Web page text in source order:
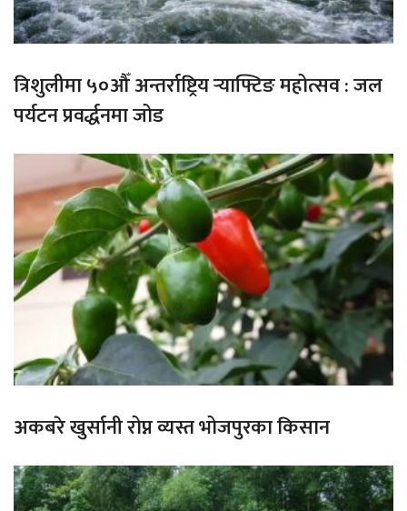
त्रिशुलीमा ५०औँ अन्तर्राष्ट्रिय र्‍याफ्टिङ महोत्सव : जल
पर्यटन प्रवर्द्धनमा जोड
अकबरे खुर्सानी रोप्न व्यस्त भोजपुरका किसान